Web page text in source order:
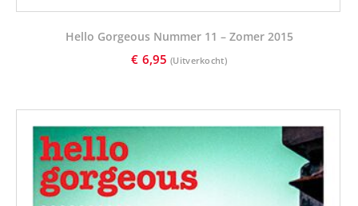
Hello Gorgeous Nummer 11 – Zomer 2015
€ 6,95